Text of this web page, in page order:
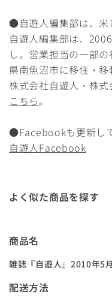
●自遊人編集部は、米
自遊人編集部は、
し。営業担当の一部
県南魚沼市に移住・移
株式会社自遊人・株
こちら。
●Facebookも更新し
自遊人Facebook
よく似た商品を探す
商品名
雑誌『自遊人』2010年5
配送方法